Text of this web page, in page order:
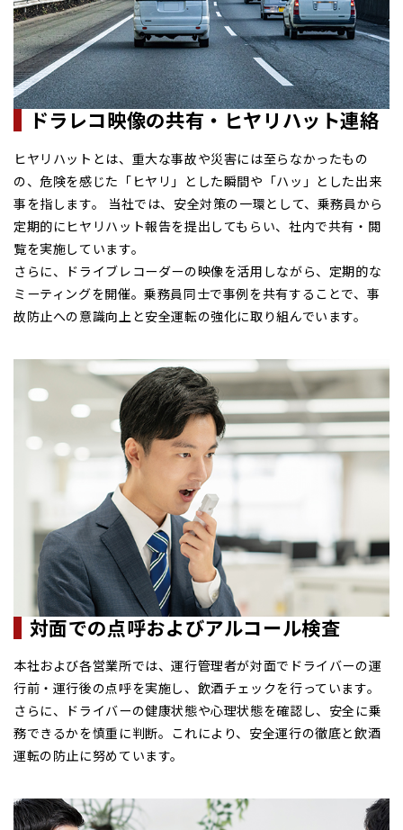
ドラレコ映像の共有・ ヒヤリハット連絡
ヒヤリハットとは、重大な事故や災害には至らなかったもの
の、危険を感じた「ヒヤリ」とした瞬間や「ハッ」とした出来
事を指します。 当社では、安全対策の一環として、乗務員から
定期的にヒヤリハット報告を提出してもらい、社内で共有・閲
覧を実施しています。
さらに、ドライブレコーダーの映像を活用しながら、定期的な
ミーティングを開催。乗務員同士で事例を共有することで、事
故防止への意識向上と安全運転の強化に取り組んでいます。
対面での点呼およびアルコール検査
本社および各営業所では、運行管理者が対面でドライバーの運
行前・運行後の点呼を実施し、飲酒チェックを行っています。
さらに、ドライバーの健康状態や心理状態を確認し、安全に乗
務できるかを慎重に判断。これにより、安全運行の徹底と飲酒
運転の防止に努めています。